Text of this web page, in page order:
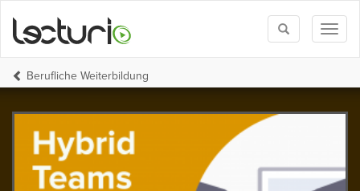
Toggle
search
Berufliche Weiterbildung